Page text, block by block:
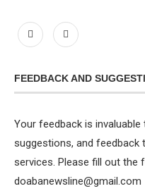
FEEDBACK AND
Your feedback is
suggestions, and feedback
services. Please fill out the
doabanewsline@gmail.com